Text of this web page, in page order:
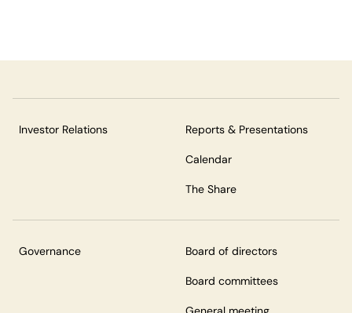
Investor Relations Reports & Presentations
Calendar
The Share
Governance Board of directors
Board committees